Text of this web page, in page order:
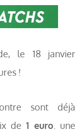
le 18 janvier
!
sont déjà
de 1 euro . une